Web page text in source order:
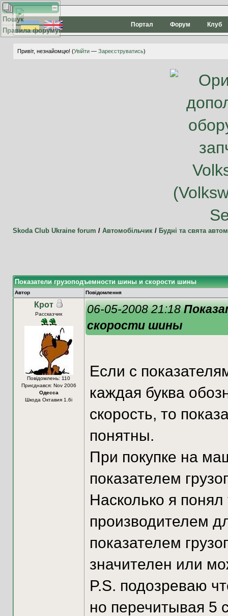
Портал Форум Клуб
Привіт, незнайомцю! (Увійти— Зареєструватись)
Skoda Club Ukraine forum / Автомобільчик/ Будні та свята
Пошук
Правила форуму
Показатели грузоподъемности шины и скорости шины
Автор Повідомлення
Крот
Рассказчик
Повідомлень: 110
Приєднався: Nov 2006
Одесса
Шкода Октавия 1.6i
06-05-2008 21:18
скорости шины
Если с
каждая буква
скорость, то
понятны.
При покупке на
показателем
Насколько я
производителем
показателем
значителен или
P.S. подозреваю
но перечитывая 5